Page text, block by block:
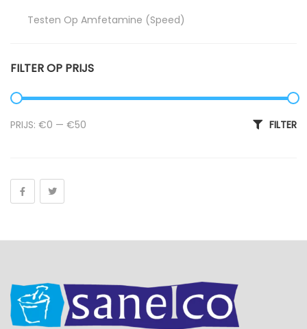
Testen Op Amfetamine (speed)
Testen Op Het Gebruik Van Cannabis (THC)
Testen Op Het Gebruik Van Cocaïne
Testen Op Het Gebruik Van Ketamine
Testen Op Het Gebruik Van Methadon
Testen Op Het Gebruik Van Methylfenidaat (o.a. Ritalin)
Testen Op Het Gebruik Van XTC (MDMA)
Testen Op Meerdere Drugs
FILTER OP PRIJS
Min. prijs
Max. prijs FILTER
PRIJS: €0 — €50